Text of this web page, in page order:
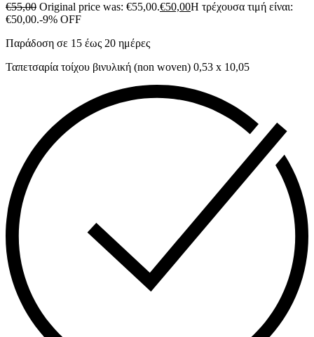
€55,00 Original price was: €55,00.€50,00Η τρέχουσα τιμή είναι:
€50,00.-9% OFF
Παράδοση σε 15 έως 20 ημέρες
Ταπετσαρία τοίχου βινυλική (non woven) 0,53 x 10,05